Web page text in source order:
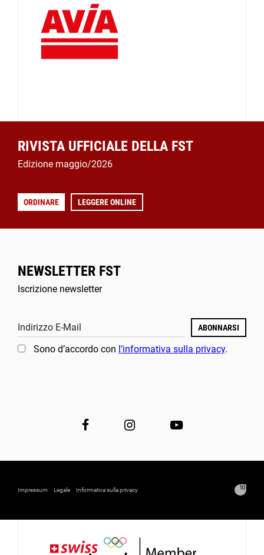
RIVISTA UFFICIALE DELLA FST
Edizione maggio/2026
ORDINARE LEGGERE ONLINE
NEWSLETTER FST
Iscrizione newsletter
Indirizzo E-Mail ABONNARSI
Sono d’accordo con l’informativa sulla privacy.
Impressum Legale Informativa sulla privacy